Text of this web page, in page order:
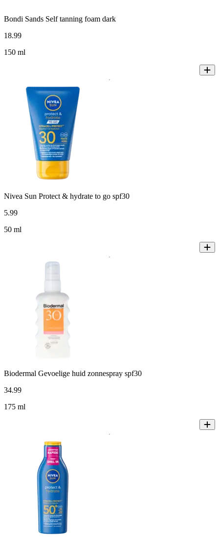
Bondi Sands Self tanning foam dark
18.99
150 ml
Nivea Sun Protect & hydrate to go spf30
5.99
50 ml
Biodermal Gevoelige huid zonnespray spf30
34.99
175 ml